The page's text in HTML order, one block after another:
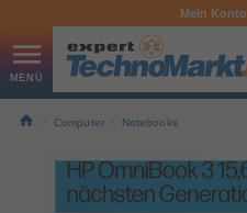
Mein Konto
Computer Notebooks